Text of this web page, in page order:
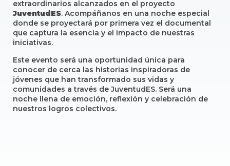
extraordinarios alcanzados en el proyecto
JuventudES. Acompáñanos en una noche especial
donde se proyectará por primera vez el documental
que captura la esencia y el impacto de nuestras
iniciativas.
Este evento será una oportunidad única para
conocer de cerca las historias inspiradoras de
jóvenes que han transformado sus vidas y
comunidades a través de JuventudES. Será una
noche llena de emoción, reflexión y celebración de
nuestros logros colectivos.